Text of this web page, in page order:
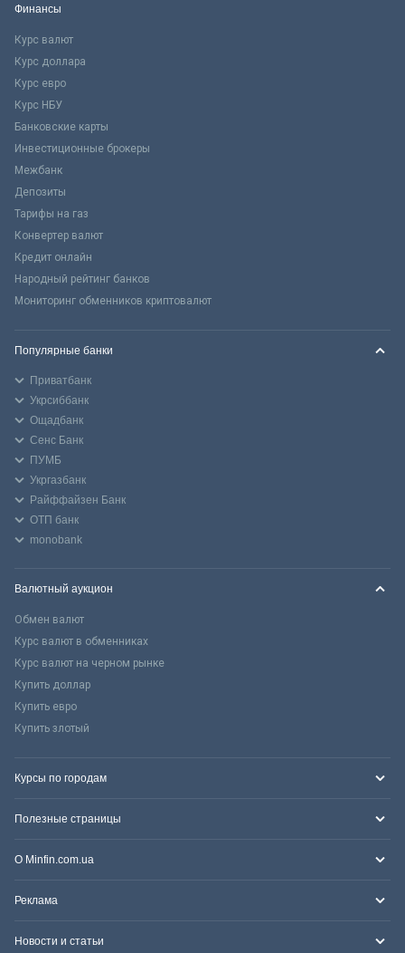
Финансы
Курс валют
Курс доллара
Курс евро
Курс НБУ
Банковские карты
Инвестиционные брокеры
Межбанк
Депозиты
Тарифы на газ
Конвертер валют
Кредит онлайн
Народный рейтинг банков
Мониторинг обменников криптовалют
Популярные банки
Приватбанк
Укрсиббанк
Ощадбанк
Сенс Банк
ПУМБ
Укргазбанк
Райффайзен Банк
ОТП банк
monobank
Валютный аукцион
Обмен валют
Курс валют в обменниках
Курс валют на черном рынке
Купить доллар
Купить евро
Купить злотый
Курсы по городам
Полезные страницы
О Minfin.com.ua
Реклама
Новости и статьи